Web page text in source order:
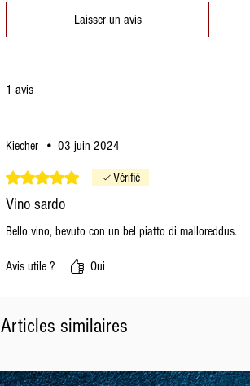
Laisser un avis
1 avis
Kiecher • 03 juin 2024
Noté 5 sur 5. Vérifié
Vino sardo
Bello vino, bevuto con un bel piatto di malloreddus.
Avis utile ? Oui
Articles similaires